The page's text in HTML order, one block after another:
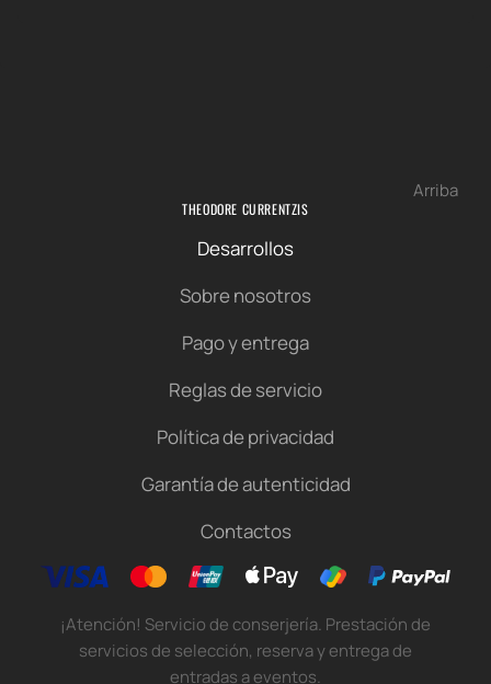
Arriba
THEODORE CURRENTZIS
Desarrollos
Sobre nosotros
Pago y entrega
Reglas de servicio
Política de privacidad
Garantía de autenticidad
Contactos
¡Atención! Servicio de conserjería. Prestación de
servicios de selección, reserva y entrega de
entradas a eventos.